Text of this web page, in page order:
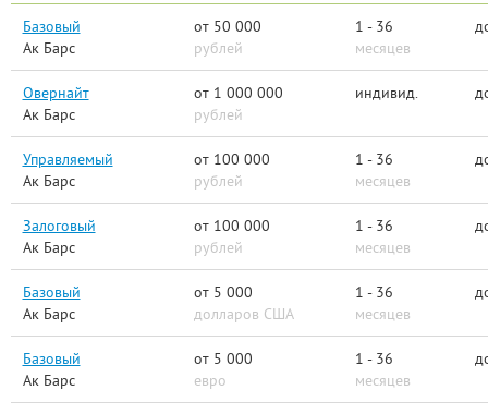
Базовый
Ак Барс
от 50 000
рублей
1 - 36
месяцев
Овернайт
Ак Барс
от 1 000 000
рублей
индивид.
Управляемый
Ак Барс
от 100 000
рублей
1 - 36
месяцев
Залоговый
Ак Барс
от 100 000
рублей
1 - 36
месяцев
Базовый
Ак Барс
от 5 000
долларов США
1 - 36
месяцев
Базовый
Ак Барс
от 5 000
евро
1 - 36
месяцев